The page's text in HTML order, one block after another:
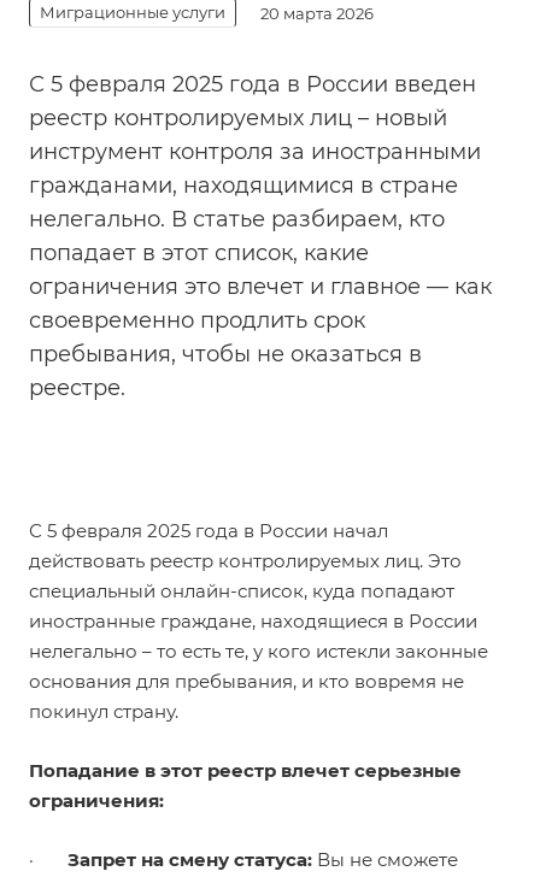
Миграционные услуги 20 марта 2026
С 5 февраля 2025 года в России введен
реестр контролируемых лиц – новый
инструмент контроля за иностранными
гражданами, находящимися в стране
нелегально. В статье разбираем, кто
попадает в этот список, какие
ограничения это влечет и главное — как
своевременно продлить срок
пребывания, чтобы не оказаться в
реестре.
С 5 февраля 2025 года в России начал
действовать реестр контролируемых лиц. Это
специальный онлайн-список, куда попадают
иностранные граждане, находящиеся в России
нелегально – то есть те, у кого истекли законные
основания для пребывания, и кто вовремя не
покинул страну.
Попадание в этот реестр влечет серьезные
ограничения:
· Запрет на смену статуса: Вы не сможете